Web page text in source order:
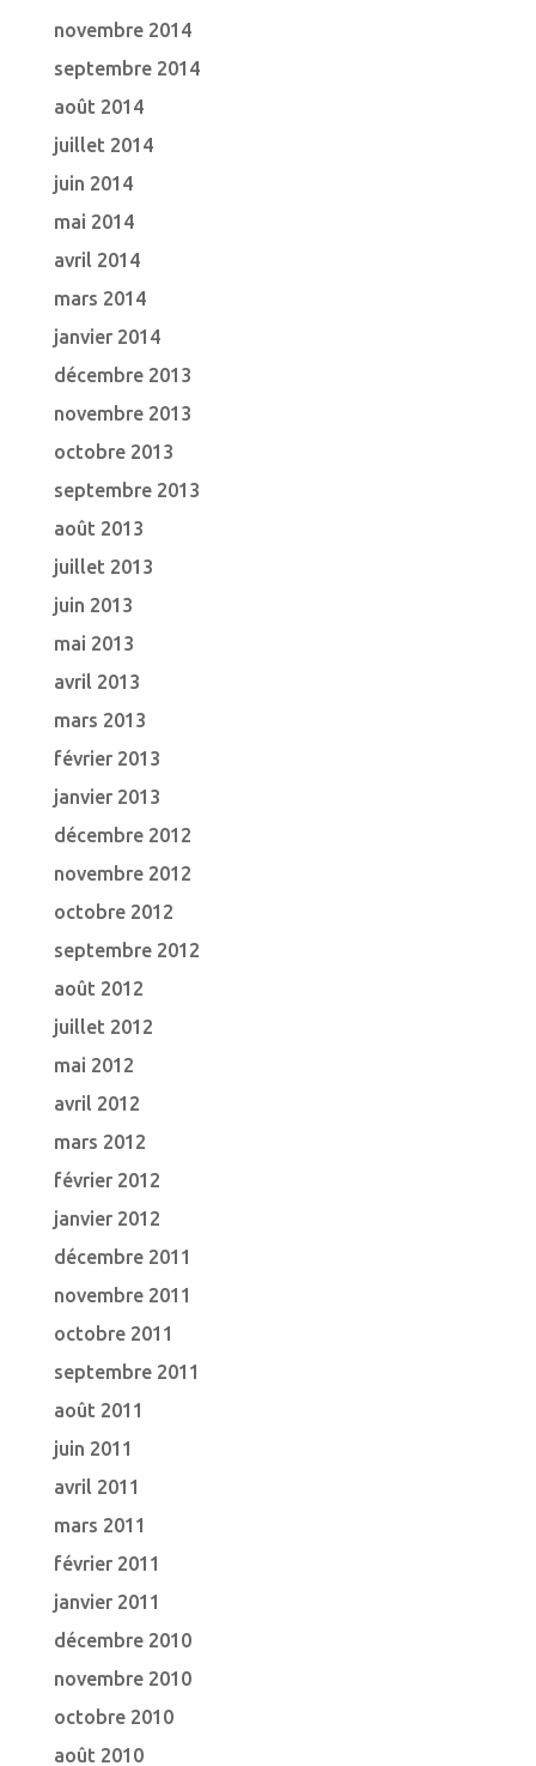
novembre 2014
septembre 2014
août 2014
juillet 2014
juin 2014
mai 2014
avril 2014
mars 2014
janvier 2014
décembre 2013
novembre 2013
octobre 2013
septembre 2013
août 2013
juillet 2013
juin 2013
mai 2013
avril 2013
mars 2013
février 2013
janvier 2013
décembre 2012
novembre 2012
octobre 2012
septembre 2012
août 2012
juillet 2012
mai 2012
avril 2012
mars 2012
février 2012
janvier 2012
décembre 2011
novembre 2011
octobre 2011
septembre 2011
août 2011
juin 2011
avril 2011
mars 2011
février 2011
janvier 2011
décembre 2010
novembre 2010
octobre 2010
août 2010